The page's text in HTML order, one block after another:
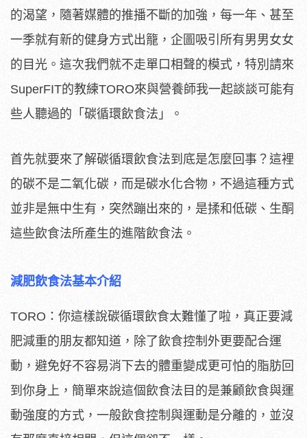
的渴望，隨著媒體的推播不斷的加強，每一年、甚至
一季就有新的健身方式出籠，企圖吸引所有男男女女
的目光。這次我們就不走單口相聲的模式，特別請來
SuperFIT的教練TORO來與營養師我一起談談可能有
些人聽過的「碳循環飲食法」。
首先就要來了解碳循環飲食法到底是怎麼回事？這裡
的碳不是二氧化碳，而是碳水化合物，不過這種方式
並非是無中生有，突然蹦出來的，是揉和低碳、生酮
這些飲食法所產生的進階飲食法。
減肥飲食法基本介紹
TORO：你這樣說碳循環飲食太難懂了啦，真正要減
肥減重的朋友都知道，除了飲食控制外更要配合運
動，避免好不容易消下去的體重變成更可怕的脂肪回
到你身上，簡單來說這個飲食法目的是兼顧飲食與運
動強度的方式，一般飲食控制與運動是分離的，並沒